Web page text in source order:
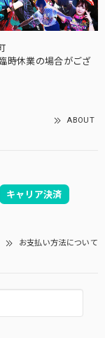
時休業の場合がござ
ABOUT
キャリア決済
お支払い方法について